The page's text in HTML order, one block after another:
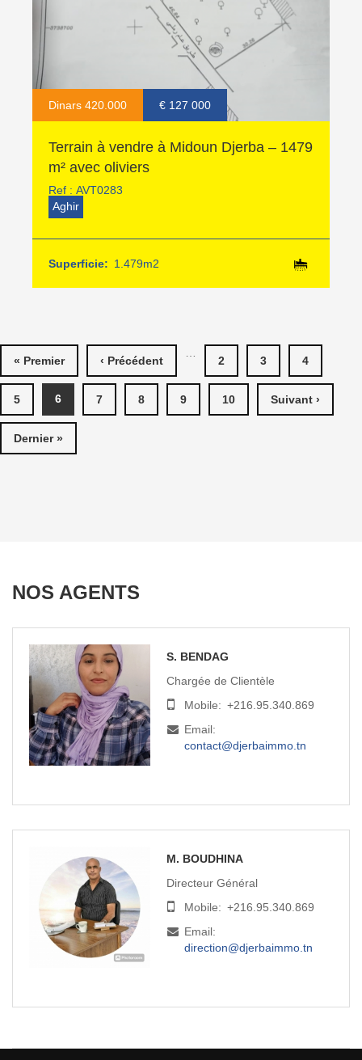
Dinars 420.000 € 127 000
Terrain à vendre à Midoun Djerba – 1479
m² avec oliviers
Ref : AVT0283
Aghir
Superficie: 1.479m2
« Premier ‹ Précédent 2 3 4
5 6 7 8 9 10 Suivant ›
Dernier »
NOS AGENTS
S. BENDAG
Chargée de Clientèle
Mobile: +216.95.340.869
Email:
contact@djerbaimmo.tn
M. BOUDHINA
Directeur Général
Mobile: +216.95.340.869
Email:
direction@djerbaimmo.tn